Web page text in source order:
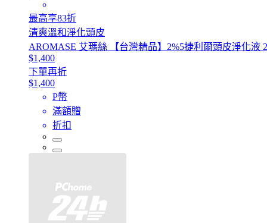
最高享83折
清爽溫和淨化頭皮
AROMASE 艾瑪絲 【台灣精品】2%5捷利爾頭皮淨化液
$1,400
下單再折
$1,400
P幣
滿額贈
折扣